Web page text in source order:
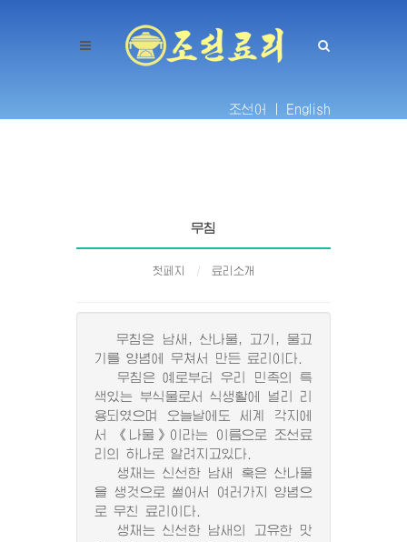
조선어 | English
무침
첫페지 료리소개
무침은 남새, 산나물, 고기, 물고
기를 양념에 무쳐서 만든 료리이다.
무침은 예로부터 우리 민족의 특
색있는 부식물로서 식생활에 널리 리
용되였으며 오늘날에도 세계 각지에
서 《나물》이라는 이름으로 조선료
리의 하나로 알려지고있다.
생채는 신선한 남새 혹은 산나물
을 생것으로 썰어서 여러가지 양념으
로 무친 료리이다.
생채는 신선한 남새의 고유한 맛